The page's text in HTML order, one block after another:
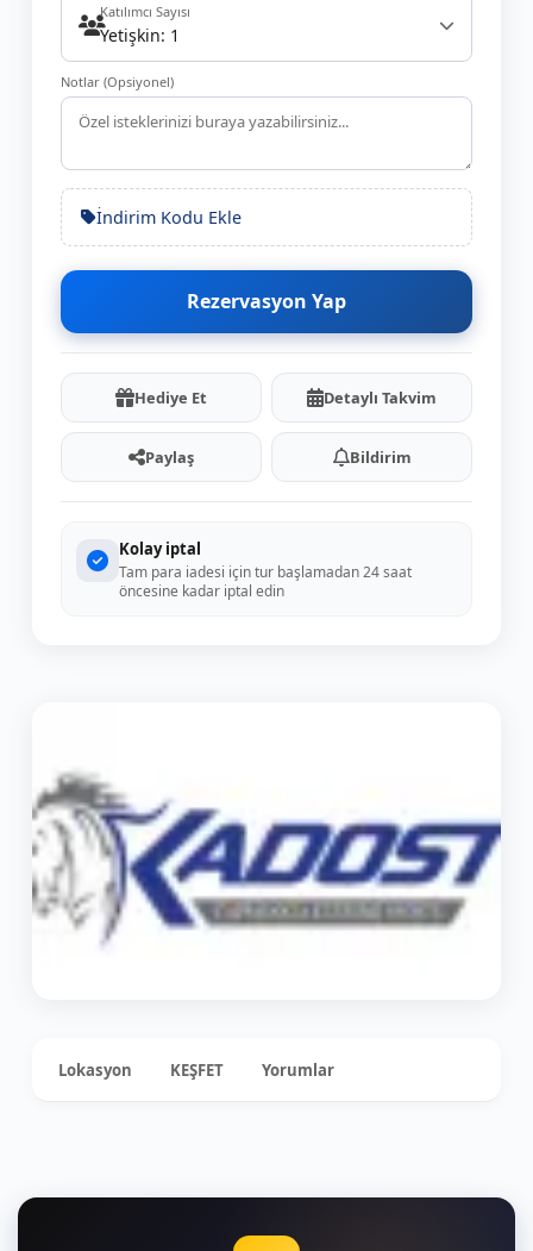
Lokasyon KEŞFET Yorumlar
Katılımcı Sayısı
Yetişkin: 1
Notlar (Opsiyonel)
İndirim Kodu Ekle
Rezervasyon Yap
Hediye Et Detaylı Takvim
Paylaş Bildirim
Kolay iptal
Tam para iadesi için tur başlamadan 24 saat
öncesine kadar iptal edin